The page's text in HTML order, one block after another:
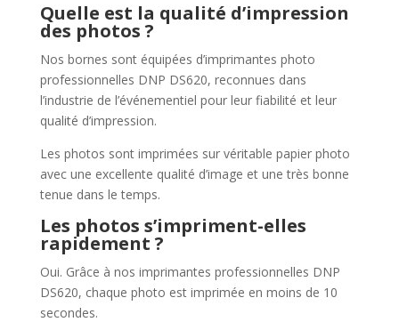
Quelle est la qualité d’impression
des photos ?
Nos bornes sont équipées d’imprimantes photo
professionnelles DNP DS620, reconnues dans
l’industrie de l’événementiel pour leur fiabilité et leur
qualité d’impression.
Les photos sont imprimées sur véritable papier photo
avec une excellente qualité d’image et une très bonne
tenue dans le temps.
Les photos s’impriment-elles
rapidement ?
Oui. Grâce à nos imprimantes professionnelles DNP
DS620, chaque photo est imprimée en moins de 10
secondes.